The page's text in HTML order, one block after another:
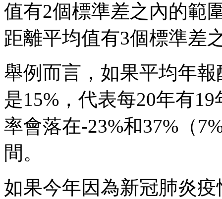
值有2個標準差之內的範
距離平均值有3個標準差
舉例而言，如果平均年
是15%，代表每20年有
率會落在-23%和37%（
間。
如果今年因為新冠肺炎